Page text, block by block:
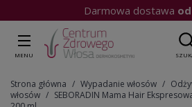
Kup do 15:00|
MENU
Strona główna Wypadanie włosów
włosów
SEBORADIN Mama Hair